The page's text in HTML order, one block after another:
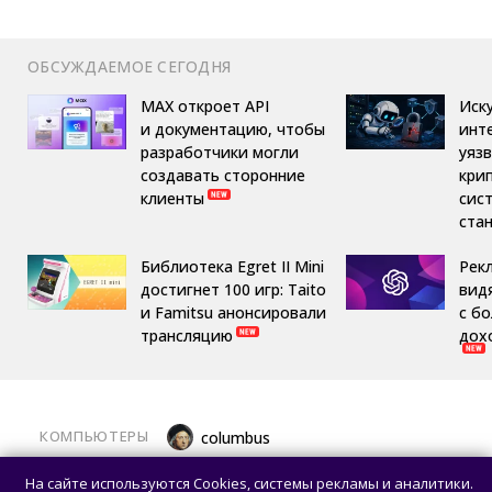
ОБСУЖДАЕМОЕ СЕГОДНЯ
MAX откроет API
и документацию, чтобы
разработчики могли
создавать сторонние
клиенты
Библиотека Egret II Mini
достигнет 100 игр: Taito
и Famitsu анонсировали
трансляцию
с
КОМПЬЮТЕРЫ columbus
На сайте используются Cookies, системы рекламы и аналитики.